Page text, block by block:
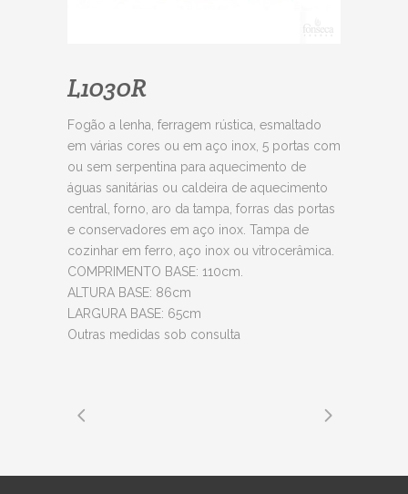
L1030R
Fogão a lenha, ferragem rústica, esmaltado
em várias cores ou em aço inox, 5 portas com
ou sem serpentina para aquecimento de
águas sanitárias ou caldeira de aquecimento
central, forno, aro da tampa, forras das portas
e conservadores em aço inox. Tampa de
cozinhar em ferro, aço inox ou vitrocerâmica.
COMPRIMENTO BASE: 110cm.
ALTURA BASE: 86cm
LARGURA BASE: 65cm
Outras medidas sob consulta